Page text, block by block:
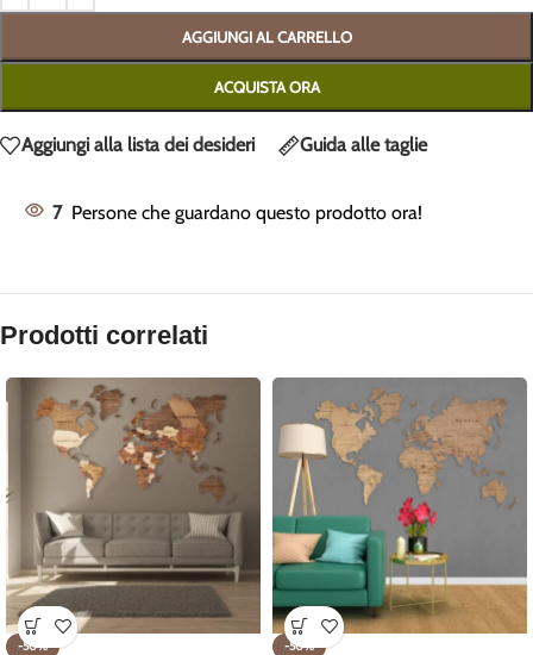
AGGIUNGI AL CARRELLO
ACQUISTA ORA
Aggiungi alla lista dei desideri Guida alle taglie
7 Persone che guardano questo prodotto ora!
Prodotti correlati
-50% -50%